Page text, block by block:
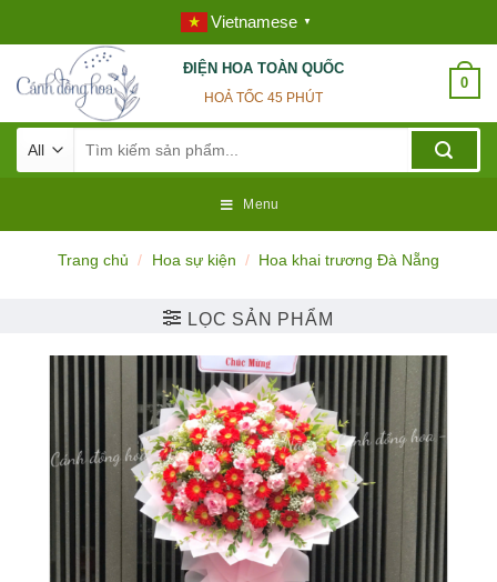
to
content
Vietnamese ▼
ĐIỆN HOA TOÀN QUỐC
HOẢ TỐC 45 PHÚT
0
kiếm:
Menu
Trang chủ / Hoa sự kiện / Hoa khai trương Đà Nẵng
LỌC SẢN PHẨM